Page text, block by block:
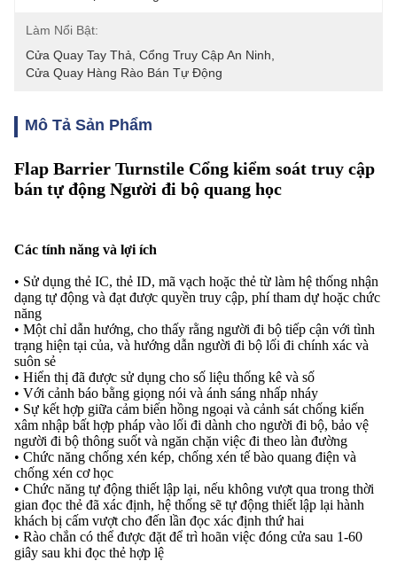
Làm Nổi Bật:
Cửa Quay Tay Thả Cổng Truy Cập An Ninh
Cửa Quay Hàng Rào Bán Tự Động
Mô Tả Sản Phẩm
Flap Barrier Turnstile Cổng kiểm soát truy cập
bán tự động Người đi bộ quang học
Các tính năng và lợi ích
• Sử dụng thẻ IC, thẻ ID, mã vạch hoặc thẻ từ làm hệ thống nhận
dạng tự động và đạt được quyền truy cập, phí tham dự hoặc chức
năng
• Một chỉ dẫn hướng, cho thấy rằng người đi bộ tiếp cận với tình
trạng hiện tại của, và hướng dẫn người đi bộ lối đi chính xác và
suôn sẻ
• Hiển thị đã được sử dụng cho số liệu thống kê và số
• Với cảnh báo bằng giọng nói và ánh sáng nhấp nháy
• Sự kết hợp giữa cảm biến hồng ngoại và cảnh sát chống kiến ​​
xâm nhập bất hợp pháp vào lối đi dành cho người đi bộ, bảo vệ
người đi bộ thông suốt và ngăn chặn việc đi theo làn đường
• Chức năng chống xén kép, chống xén tế bào quang điện và
chống xén cơ học
• Chức năng tự động thiết lập lại, nếu không vượt qua trong thời
gian đọc thẻ đã xác định, hệ thống sẽ tự động thiết lập lại hành
khách bị cấm vượt cho đến lần đọc xác định thứ hai
• Rào chắn có thể được đặt để trì hoãn việc đóng cửa sau 1-60
giây sau khi đọc thẻ hợp lệ